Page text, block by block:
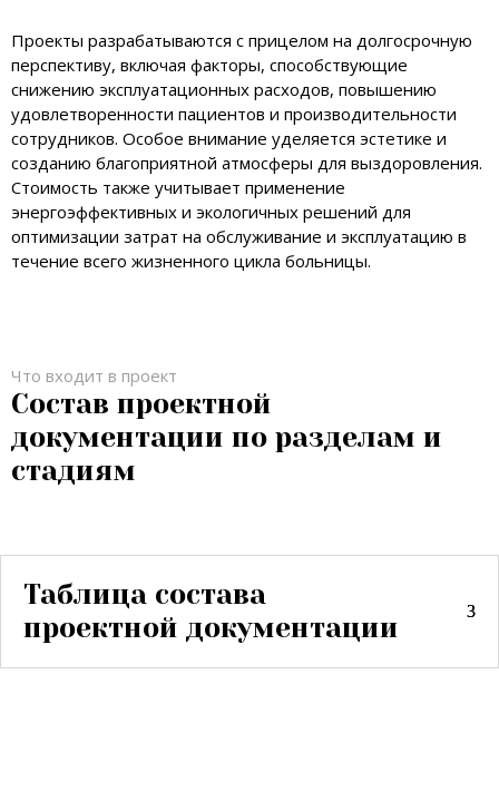
Проекты разрабатываются с прицелом на долгосрочную
перспективу, включая факторы, способствующие
снижению эксплуатационных расходов, повышению
удовлетворенности пациентов и производительности
сотрудников. Особое внимание уделяется эстетике и
созданию благоприятной атмосферы для выздоровления.
Стоимость также учитывает применение
энергоэффективных и экологичных решений для
оптимизации затрат на обслуживание и эксплуатацию в
течение всего жизненного цикла больницы.
Что входит в проект
Состав проектной
документации по разделам и
стадиям
Таблица состава
проектной документации